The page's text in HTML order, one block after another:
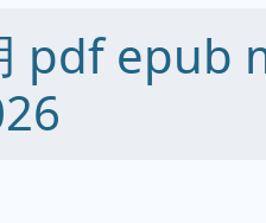
pdf epub